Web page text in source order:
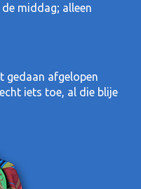
middag; alleen
gedaan afgelopen
iets toe, al die blije